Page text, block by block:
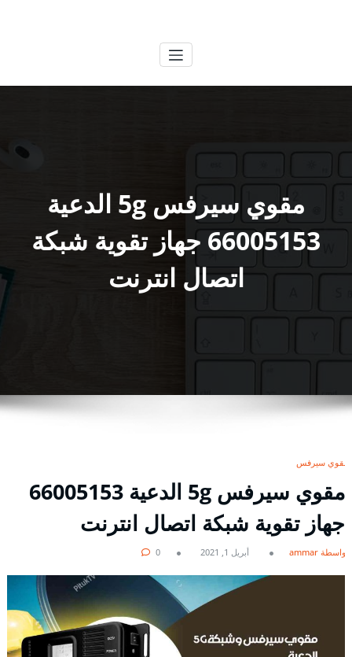
مقوي سيرفس 5g الدعية
66005153 جهاز تقوية شبكة
اتصال انترنت
مقوي سيرفس
مقوي سيرفس 5g الدعية 66005153
جهاز تقوية شبكة اتصال انترنت
بواسطة ammar أبريل 1, 2021 0